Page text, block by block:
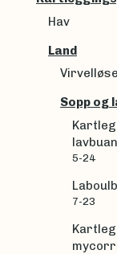
Hav
Land
Sopp og
5-24
7-23